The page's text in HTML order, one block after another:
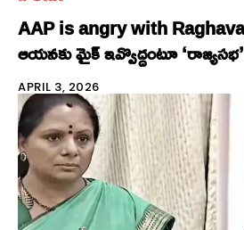
AAP is angry with Raghava
ఆయ‌న‌కు మైక్ ఇవ్వొద్దంటూ
APRIL 3, 2026